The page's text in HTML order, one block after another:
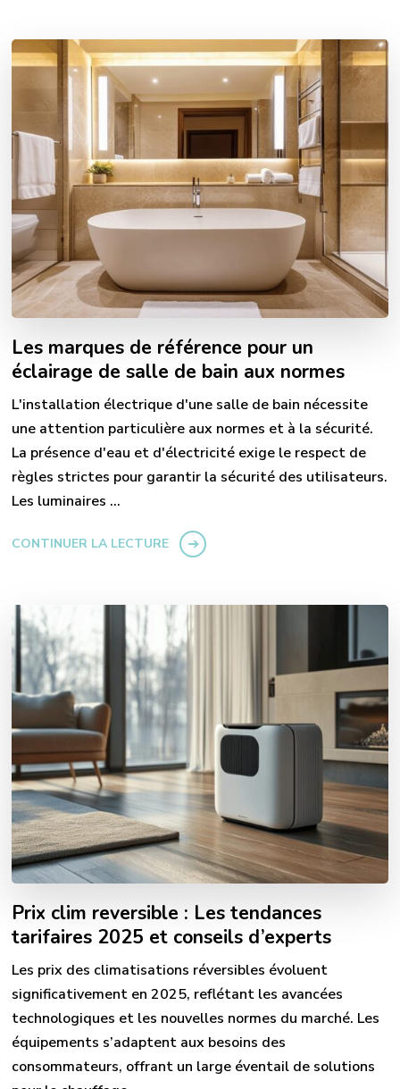
Les marques de référence pour un
éclairage de salle de bain aux normes
L'installation électrique d'une salle de bain nécessite
une attention particulière aux normes et à la sécurité.
La présence d'eau et d'électricité exige le respect de
règles strictes pour garantir la sécurité des utilisateurs.
Les luminaires …
CONTINUER LA LECTURE
Prix clim reversible : Les tendances
tarifaires 2025 et conseils d’experts
Les prix des climatisations réversibles évoluent
significativement en 2025, reflétant les avancées
technologiques et les nouvelles normes du marché. Les
équipements s’adaptent aux besoins des
consommateurs, offrant un large éventail de solutions